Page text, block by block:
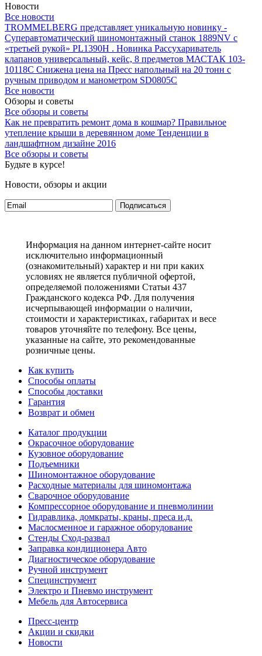
Новости
Все новости
TROMMELBERG представляет уникальную новинку -
Суперавтоматический шиномонтажный станок 1889NV с
«третьей рукой» PL1390H . Новинка Рассухариватель
клапанов универсальный, кейс, 8 предметов МАСТАК 103-
10118C Снижена цена на Пресс напольный на 20 тонн с
ручным приводом и манометром SD0805C
Все новости
Обзоры и советы
Все обзоры и советы
Как не превратить ремонт дома в кошмар? Правильное
утепление крыши в деревянном доме Тенденции в
ландшафтном дизайне 2016
Все обзоры и советы
Будьте в курсе!
Новости, обзоры и акции
Подписаться
Информация на данном интернет-сайте носит
исключительно информационный
(ознакомительный) характер и ни при каких
условиях не является публичной офертой,
определяемой положениями Статьи 437
Гражданского кодекса РФ. Для получения
исчерпывающей информации о наличии,
стоимости и характеристиках, габаритах и весе
товаров уточняйте по телефону. Все цены,
указанные на сайте, это рекомендованные
розничные цены.
Как купить
Способы оплаты
Способы доставки
Гарантия
Возврат и обмен
Каталог продукции
Окрасочное оборудование
Кузовное оборудование
Подъемники
Шиномонтажное оборудование
Расходные материалы для шиномонтажа
Сварочное оборудование
Компрессорное оборудование и пневмолинии
Гидравлика, домкраты, краны, преса и.д.
Маслосменное и гаражное оборудование
Стенды Сход-развал
Заправка кондиционера Авто
Диагностическое оборудование
Ручной инструмент
Специнструмент
Электро и Пневмо инструмент
Мебель для Автосервиса
Пресс-центр
Акции и скидки
Новости